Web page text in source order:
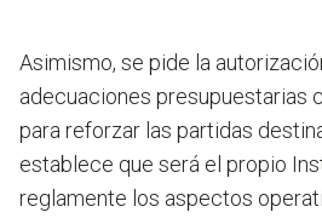
Asimismo, se pide la
adecuaciones presupuestarias
para reforzar las partidas
establece que será el propio
reglamente los aspectos